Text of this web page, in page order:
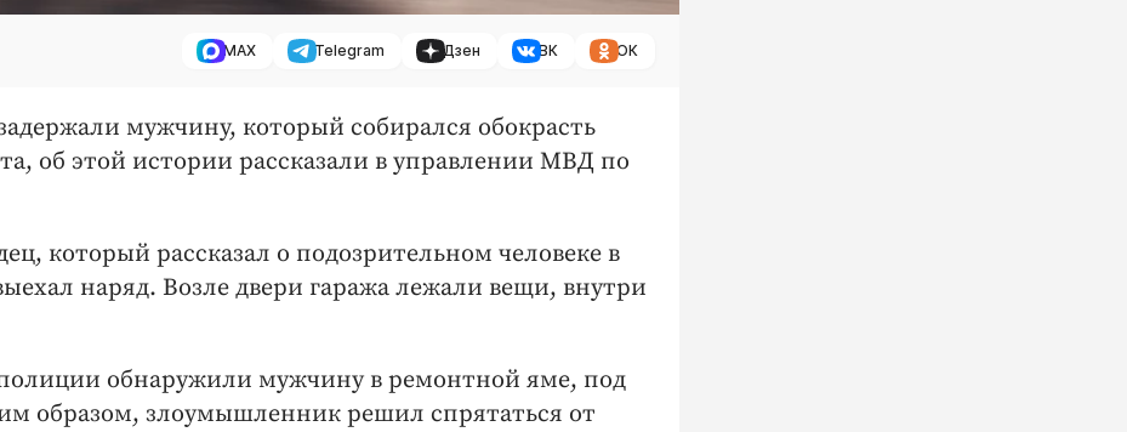
MAX Telegram Дзен ВК ОК
мужчину, который собирался обокрасть
об этой истории рассказали в управлении МВД по
который рассказал о подозрительном человеке в
наряд. Возле двери гаража лежали вещи, внутри
обнаружили мужчину в ремонтной яме, под
образом, злоумышленник решил спрятаться от